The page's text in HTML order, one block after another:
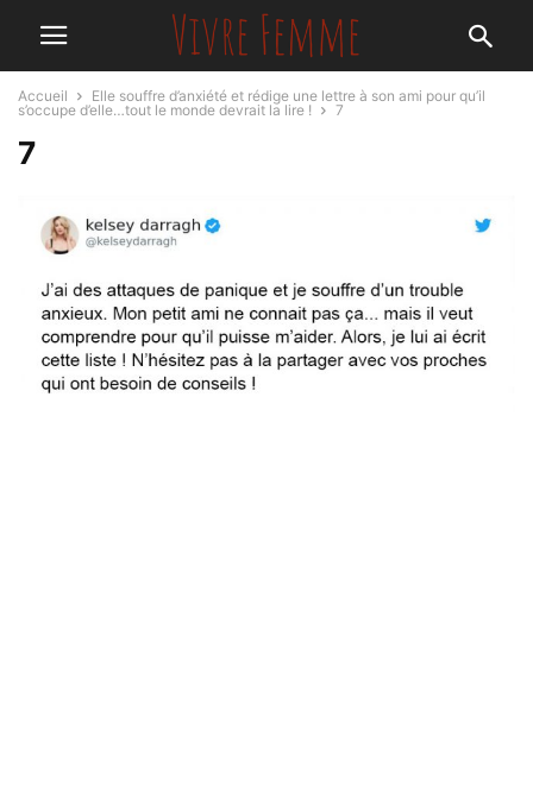
Accueil
Elle souffre d’anxiété et rédige une lettre à son ami pour qu’il
s’occupe d’elle…tout le monde devrait la lire !
7
7